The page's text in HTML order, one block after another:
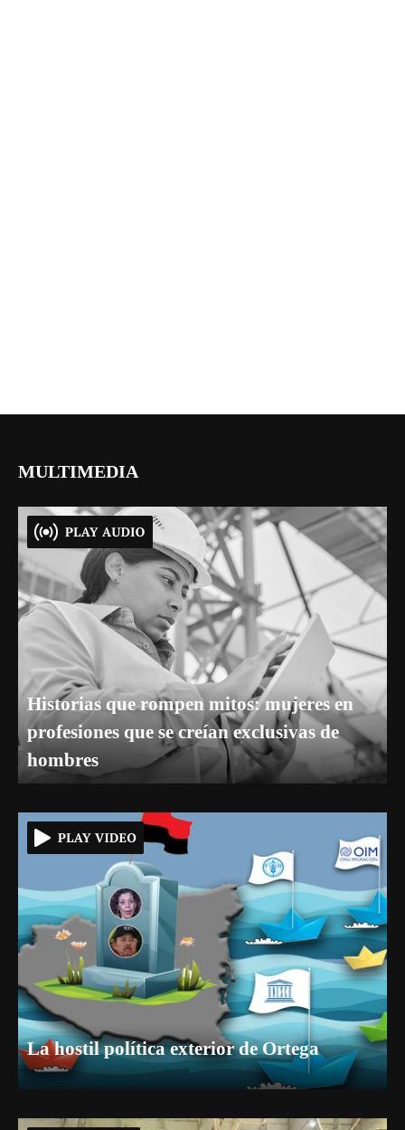
MULTIMEDIA
Historias que rompen mitos: mujeres en
profesiones que se creían exclusivas de
hombres
La hostil política exterior de Ortega